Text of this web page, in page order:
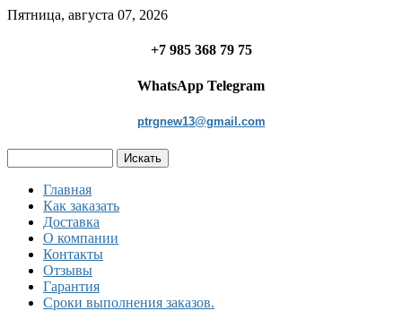
Пятница, августа 07, 2026
+7 985 368 79 75
WhatsApp Telegram
ptrgnew13@gmail.com
Главная
Как заказать
Доставка
О компании
Контакты
Отзывы
Гарантия
Сроки выполнения заказов.